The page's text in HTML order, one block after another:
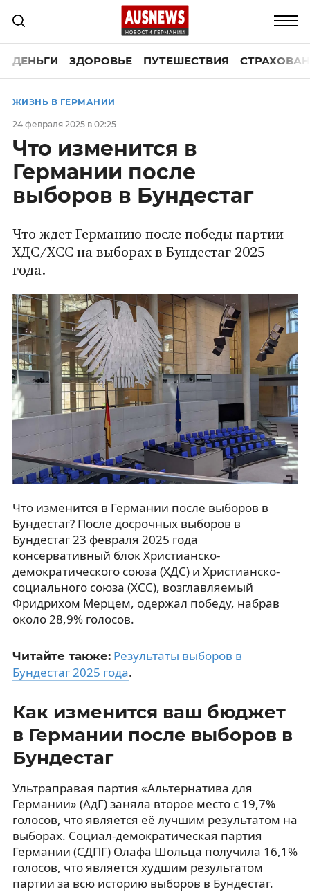
ДЕНЬГИ ЗДОРОВЬЕ ПУТЕШЕСТВИЯ
ЖИЗНЬ В ГЕРМАНИИ
24 февраля 2025 в 02:25
Что изменится в
Германии после
выборов в Бундестаг
Что ждет Германию после победы партии
ХДС/ХСС на выборах в Бундестаг 2025
года.
Что изменится в Германии после выборов в
Бундестаг? После досрочных выборов в
Бундестаг 23 февраля 2025 года
консервативный блок Христианско-
демократического союза (ХДС) и Христианско-
социального союза (ХСС), возглавляемый
Фридрихом Мерцем, одержал победу, набрав
около 28,9% голосов.
Читайте также: Результаты выборов в
Бундестаг 2025 года.
Как изменится ваш бюджет
в Германии после выборов в
Бундестаг
Ультраправая партия «Альтернатива для
Германии» (АдГ) заняла второе место с 19,7%
голосов, что является её лучшим результатом на
выборах. Социал-демократическая партия
Германии (СДПГ) Олафа Шольца получила 16,1%
голосов, что является худшим результатом
партии за всю историю выборов в Бундестаг.